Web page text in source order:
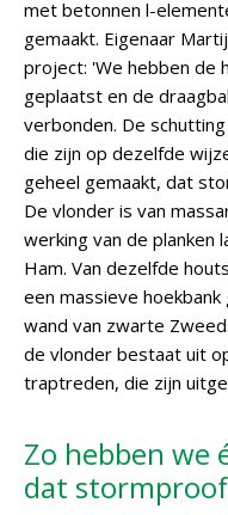
met betonnen l-
gemaakt. Eigenaar
project: 'We hebben de
geplaatst en de
verbonden. De
die zijn op dezelfde
geheel gemaakt, dat
De vlonder is van
werking van de planken
Ham. Van dezelfde
een massieve
wand van zwarte
de vlonder bestaat uit
traptreden, die zijn
Zo hebben we
dat